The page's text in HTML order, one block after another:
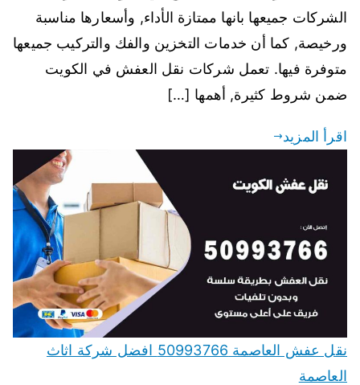
الشركات جميعها بانها ممتازة الأداء, وأسعارها مناسبة
ورخيصة, كما أن خدمات التخزين والفك والتركيب جميعها
متوفرة فيها. تعمل شركات نقل العفش في الكويت
ضمن شروط كثيرة, أهمها […]
اقرأ المزيد
نقل عفش العاصمة 50993766 افضل شركة اثاث
العاصمة